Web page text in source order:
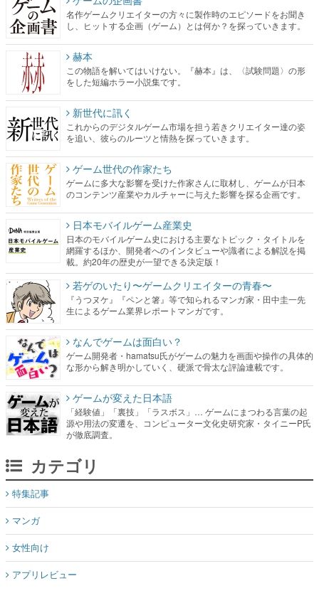
名作ゲームクリエイターの方々に製作時のエピソードをお聞き
し、ヒットする企画（ゲーム）とは何か？を探っていきます。
赫本
この物語を解いてはいけない。『赫本』は、〈試験問題〉の形
をした短編ホラー小説集です。
新世代に訊く
これからのデジタルゲーム市場を担う若きクリエイター達の姿
を追い、彼らのルーツと情熱を探っていきます。
ゲーム世代の作家たち
ゲームに多大な影響を受けた作家さんに取材し、ゲームが日本
のコンテンツ産業やカルチャーに与えた影響を探る企画です。
日本モバイルゲーム産業史
日本のモバイルゲーム史における主要なトピック・タイトルを
網羅するほか、開発者へのインタビューや識者による解説を掲
載。約20年の歴史が一望できる決定版！
若ゲのいたり〜ゲームクリエイターの青春〜
『うつヌケ』『ペンと箸』等で知られるマンガ家・田中圭一先
生によるゲーム業界レポートマンガです。
なんでゲームは面白い？
ゲーム開発者・hamatsu氏がゲームの魅力を画面や操作の具体的
な形から解き明かしていく、硬派で骨太な評論連載です。
ゲームが変えた日本語
「経験値」「裏技」「ラスボス」… ゲームにまつわる言葉の起
源や用法の変遷を、コンピューター文化史研究家・タイニーP氏
が徹底調査。
カテゴリ
特集記事
マンガ
女性向け
アプリレビュー